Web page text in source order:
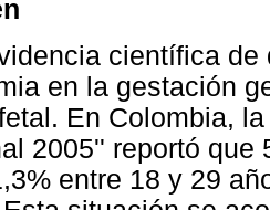
científica
en la gestación
En Colombia,
2005'' reportó que
entre 18 y 29